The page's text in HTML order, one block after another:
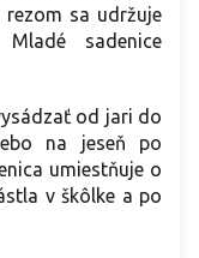
rezom sa udržuje
sadenice
od jari do
na jeseň po
umiestňuje o
v škôlke a po